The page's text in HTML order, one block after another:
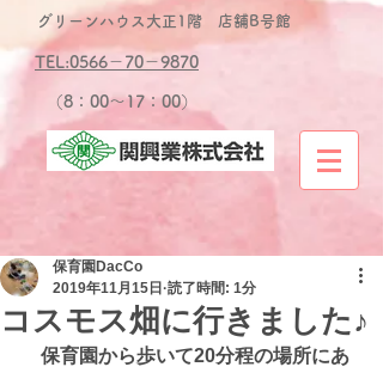
グリーンハウス大正1階 店舗B号館
TEL:0566－70－9870
​（8：00～17：00）
コスモス畑に行きました♪
保育園DacCo
2019年11月15日 読了時間: 1分
保育園から歩いて20分程の場所にあ